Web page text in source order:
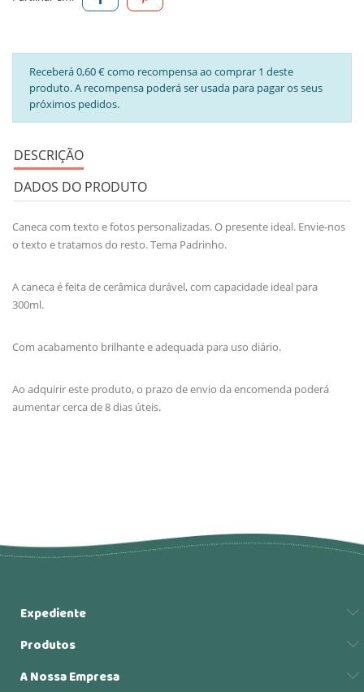
Receberá 0,60 € como recompensa ao comprar 1 deste
produto. A recompensa poderá ser usada para pagar os seus
próximos pedidos.
DESCRIÇÃO
DADOS DO PRODUTO
Caneca com texto e fotos personalizadas. O presente ideal. Envie-nos
o texto e tratamos do resto. Tema Padrinho.
A caneca é feita de cerâmica durável, com capacidade ideal para
300ml.
Com acabamento brilhante e adequada para uso diário.
Ao adquirir este produto, o prazo de envio da encomenda poderá
aumentar cerca de 8 dias úteis.
Expediente
Produtos
A Nossa Empresa